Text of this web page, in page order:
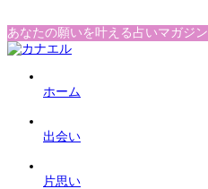
あなたの願いを叶える占いマガジン
ホーム
出会い
片思い